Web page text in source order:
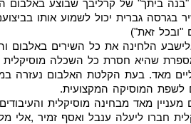
ביתך" של קרליבך שבוצע באלבום
בגרסה גברית יכול לשמוע אותו
"ובכל זאת")
הלחינה את כל השירים באלבום
שהיא חסרת כל השכלה מוסיקלית
מאד. בעת הקלטת האלבום נעזרה
לשפת המוסיקה המקצועית.
מעניין מאד מבחינה מוסיקלית
חברו ליעלה ענבל ואסף זמיר ,אלי